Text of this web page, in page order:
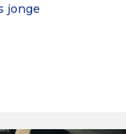
jonge